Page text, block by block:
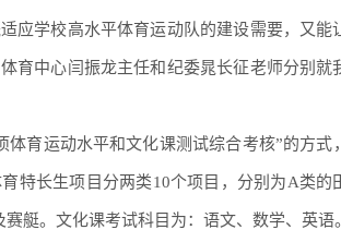
应学校高水平体育运动队的建设需要，又能
育中心闫振龙主任和纪委晁长征老师分别就
育运动水平和文化课测试综合考核”的方式
特长生项目分两类10个项目，分别为A类的
艇。文化课考试科目为：语文、数学、英语